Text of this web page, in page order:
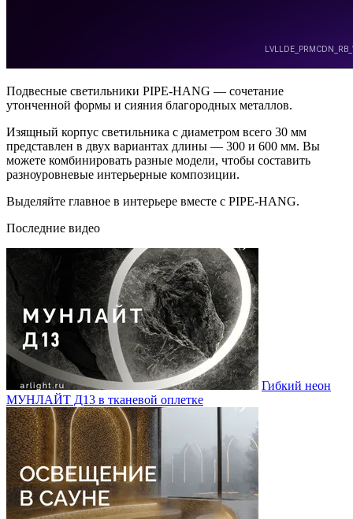
Подвесные светильники PIPE-HANG — сочетание
утонченной формы и сияния благородных металлов.
Изящный корпус светильника с диаметром всего 30 мм
представлен в двух вариантах длины — 300 и 600 мм. Вы
можете комбинировать разные модели, чтобы составить
разноуровневые интерьерные композиции.
Выделяйте главное в интерьере вместе с PIPE-HANG.
Последние видео
Гибкий неон
МУНЛАЙТ Д13 в тканевой оплетке